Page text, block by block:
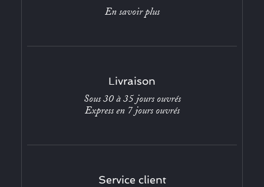
En savoir plus
Livraison
Sous 30 à 35 jours ouvrés
Express en 7 jours ouvrés
Service client